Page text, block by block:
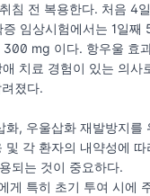
침 전 복용한다. 처음
증 임상시험에서는 1
mg 이다. 항우울
치료 경험이 있는 의
졌다.
, 우울삽화 재발방지
및 각 환자의 내약성에
되는 것이 중요하다.
게 특히 초기 투여 시